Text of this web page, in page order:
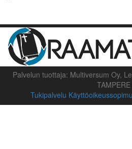
Palvelun tuottaja: Multiversum Oy,
TAMPERE
Tukipalvelu